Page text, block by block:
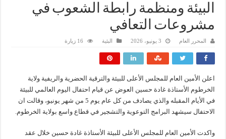
البيئة ومنظمة رابطة الشعوب في
مشروعات التعافي
المحرر العام 3 يونيو، 2026 البئية 16 زيارة
اعلن الأمين العام للمجلس الأعلى للبيئة والترقية الحضرية والريفية ولاية
الخرطوم الأستاذة غادة حسين العوض عن قيام احتفال اليوم العالمي للبيئة
في الأيام المقبله والذي يصادف من كل عام يوم 5 من شهر يونيو، وقالت ان
الاحتفال سيشهد البرامج التوعوية والتشجير في قطاع واسع بولاية الخرطوم.
واكدت الأمين العام للمجلس الأعلى للبيئة الأستاذة غادة حسين خلال عقد